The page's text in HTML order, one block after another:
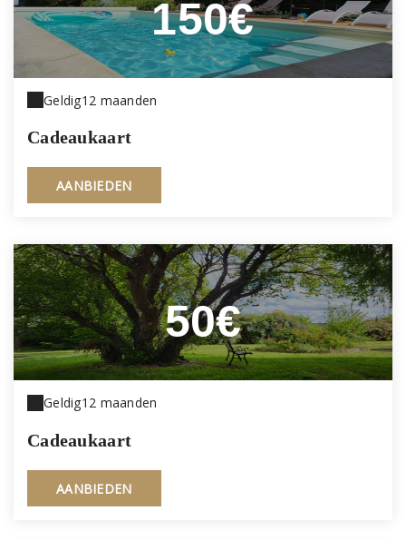
150€
Geldig12 maanden
Cadeaukaart
AANBIEDEN
50€
Geldig12 maanden
Cadeaukaart
AANBIEDEN